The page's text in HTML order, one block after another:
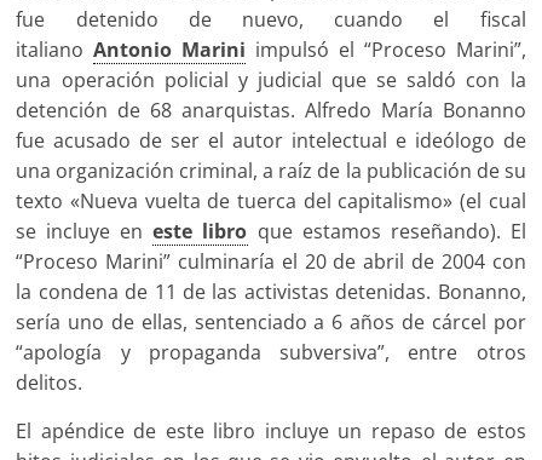
fue detenido de nuevo, cuando el fiscal
italianoAntonio Marini impulsó el “Proceso Marini”,
una operación policial y judicial que se saldó con la
detención de 68 anarquistas. Alfredo María Bonanno
fue acusado de ser el autor intelectual e ideólogo de
una organización criminal, a raíz de la publicación de su
texto «Nueva vuelta de tuerca del capitalismo» (el cual
se incluye eneste libro que estamos reseñando). El
“Proceso Marini” culminaría el 20 de abril de 2004 con
la condena de 11 de las activistas detenidas. Bonanno,
sería uno de ellas, sentenciado a 6 años de cárcel por
“apología y propaganda subversiva”, entre otros
delitos.
El apéndice de este libro incluye un repaso de estos